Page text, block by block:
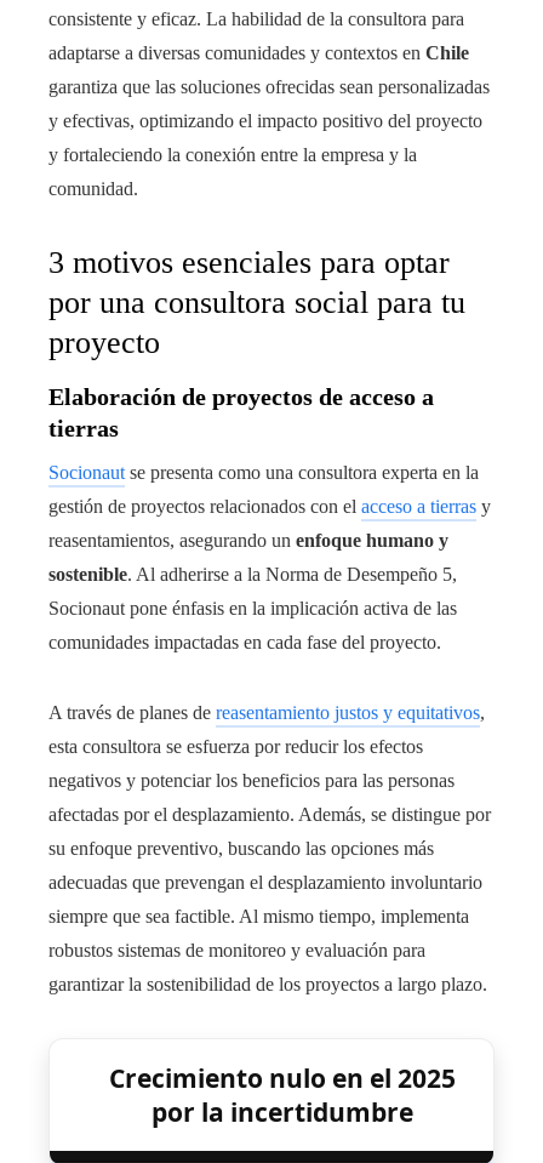
consistente y eficaz. La habilidad de la consultora para
adaptarse a diversas comunidades y contextos en Chile
garantiza que las soluciones ofrecidas sean personalizadas
y efectivas, optimizando el impacto positivo del proyecto
y fortaleciendo la conexión entre la empresa y la
comunidad.
3 motivos esenciales para optar
por una consultora social para tu
proyecto
Elaboración de proyectos de acceso a
tierras
Socionaut se presenta como una consultora experta en la
gestión de proyectos relacionados con el acceso a tierras y
reasentamientos, asegurando un enfoque humano y
sostenible. Al adherirse a la Norma de Desempeño 5,
Socionaut pone énfasis en la implicación activa de las
comunidades impactadas en cada fase del proyecto.
A través de planes de reasentamiento justos y equitativos,
esta consultora se esfuerza por reducir los efectos
negativos y potenciar los beneficios para las personas
afectadas por el desplazamiento. Además, se distingue por
su enfoque preventivo, buscando las opciones más
adecuadas que prevengan el desplazamiento involuntario
siempre que sea factible. Al mismo tiempo, implementa
robustos sistemas de monitoreo y evaluación para
garantizar la sostenibilidad de los proyectos a largo plazo.
Crecimiento nulo en el 2025
por la incertidumbre